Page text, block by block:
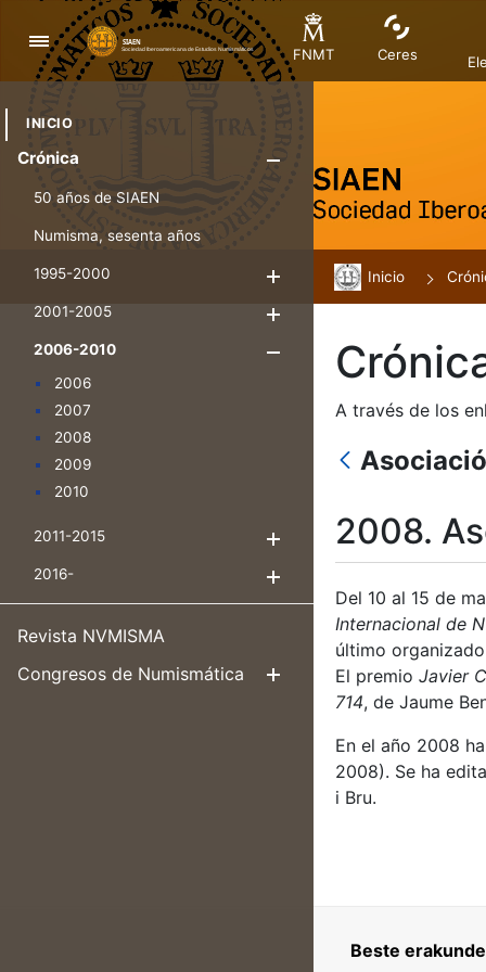
Nabigazioa
FNMT Ceres
INICIO
Crónica
50 años de SIAEN
Numisma, sesenta años
1995-2000
Erakutsi/
2001-2005
2006-2010
Erakutsi/
2006
2007
2008
2009
2010
2011-2015
Erakutsi/
2016-
Revista NVMISMA
Congresos de Numismática
Erakutsi/
Inicio
A través de los
2008.
Del 10 al 15 de
Internacional de
último
El premio Javier
714, de Jaume
En el año 2008
2008). Se ha
i Bru.
Beste